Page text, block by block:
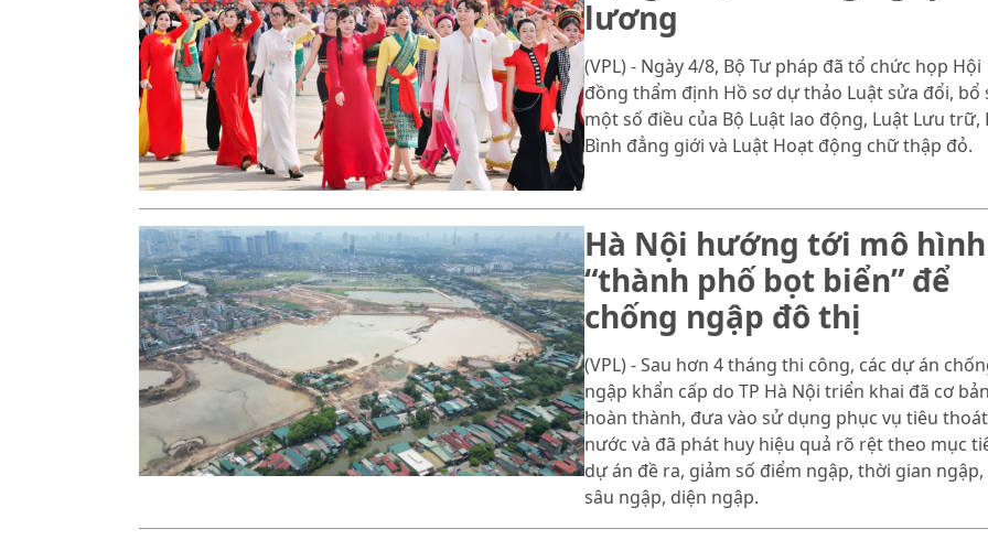
lương
(VPL) - Ngày 4/8, Bộ Tư pháp đã tổ chức họp Hội
đồng thẩm định Hồ sơ dự thảo Luật sửa đổi, bổ
một số điều của Bộ Luật lao động, Luật Lưu trữ,
Bình đẳng giới và Luật Hoạt động chữ thập đỏ.
Hà Nội hướng tới mô hình
“thành phố bọt biển” để
chống ngập đô thị
(VPL) - Sau hơn 4 tháng thi công, các dự án
ngập khẩn cấp do TP Hà Nội triển khai đã cơ
hoàn thành, đưa vào sử dụng phục vụ tiêu thoát
nước và đã phát huy hiệu quả rõ rệt theo mục
dự án đề ra, giảm số điểm ngập, thời gian ngập,
sâu ngập, diện ngập.